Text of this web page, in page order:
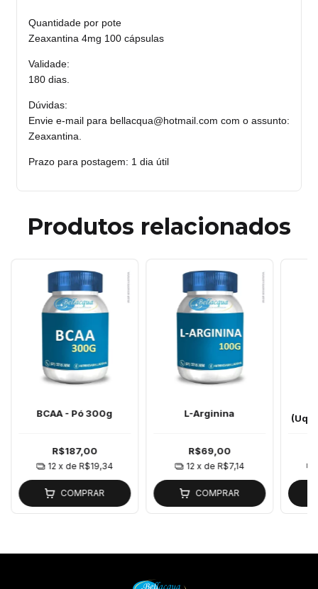
Quantidade por pote
Zeaxantina 4mg 100 cápsulas
Validade:
180 dias.
Dúvidas:
Envie e-mail para bellacqua@hotmail.com com o assunto:
Zeaxantina.
Prazo para postagem: 1 dia útil
Produtos relacionados
BCAA - Pó 300g
R$187,00
12 x de R$19,34
COMPRAR
L-Arginina
R$69,00
12 x de R$7,14
COMPRAR